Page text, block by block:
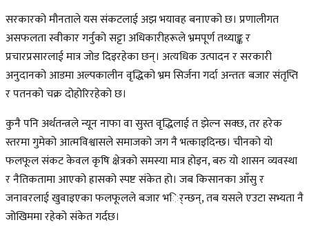
सरकारको मौनताले यस संकटलाई अझ भयावह बनाएको छ। प्रणालीगत
असफलता स्वीकार गर्नुको सट्टा अधिकारीहरूले भ्रमपूर्ण तथ्याङ्क र
प्रचारप्रसारलाई मात्र जोड दिइरहेका छन्। अत्यधिक उत्पादन र सरकारी
अनुदानको आडमा अल्पकालीन वृद्धिको भ्रम सिर्जना गर्दा अन्ततः बजार संतृप्ति
र पतनको चक्र दोहोरिरहेको छ।
कुनै पनि अर्थतन्त्रले न्यून नाफा वा सुस्त वृद्धिलाई त झेल्न सक्छ, तर हरेक
स्तरमा गुमेको आत्मविश्वासले समाजको जग नै भत्काइदिन्छ। चीनको यो
फलफूल संकट केवल कृषि क्षेत्रको समस्या मात्र होइन, बरु यो शासन व्यवस्था
र नैतिकतामा आएको ह्रासको स्पष्ट संकेत हो। जब किसानका आँसु र
जनावरलाई खुवाइएका फलफूलले बजार भर्िन्छन्, तब यसले एउटा सभ्यता नै
जोखिममा रहेको संकेत गर्दछ।